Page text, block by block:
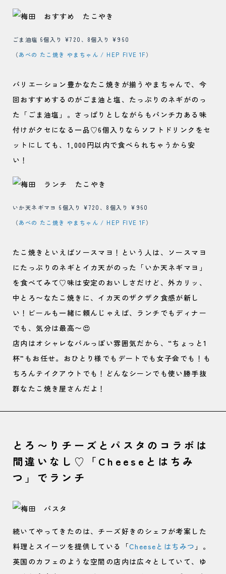
ごま油塩 6個入り ¥720、8個入り ¥960
（あべの たこ焼き やまちゃん / HEP FIVE 1F）
バリエーション豊かなたこ焼きが揃うやまちゃんで、今
回おすすめするのがごま油と塩、たっぷりのネギがのっ
た「ごま油塩」。さっぱりとしながらもパンチ力ある味
付けがクセになる一品♡6個入りならソフトドリンクをセ
ットにしても、1,000円以内で食べられちゃうから安
い！
いか天ネギマヨ 6個入り ¥720、8個入り ¥960
（あべの たこ焼き やまちゃん / HEP FIVE 1F）
たこ焼きといえばソースマヨ！という人は、ソースマヨ
にたっぷりのネギとイカ天がのった「いか天ネギマヨ」
を食べてみて♡味は安定のおいしさだけど、外カリッ、
中とろ〜なたこ焼きに、イカ天のザクザク食感が新し
い！ビールも一緒に頼んじゃえば、ランチでもディナー
でも、気分は最高〜😍
店内はオシャレなバルっぽい雰囲気だから、“ちょっと1
杯”もお任せ。おひとり様でもデートでも女子会でも！も
ちろんテイクアウトでも！どんなシーンでも使い勝手抜
群なたこ焼き屋さんだよ！
とろ〜りチーズとパスタのコラボは
間違いなし♡「Cheeseとはちみ
つ」でランチ
続いてやってきたのは、チーズ好きのシェフが考案した
料理とスイーツを提供している「Cheeseとはちみつ 」。
英国のカフェのような空間の店内は広々としていて、ゆ